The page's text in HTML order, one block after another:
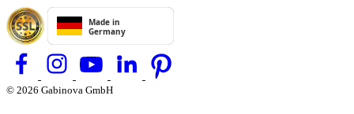
© 2026 Gabinova GmbH
Allgemeine Geschäftsbedingungen